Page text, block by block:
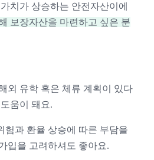
치가 상승하는 안전자산이에
보장자산을 마련하고 싶은 분
외 유학 혹은 체류 계획이 있다
움이 돼요.
험과 환율 상승에 따른 부담을
입을 고려하셔도 좋아요.